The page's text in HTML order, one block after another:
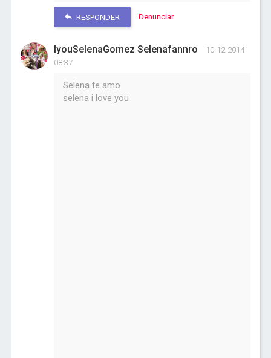
RESPONDER Denunciar
IyouSelenaGomez Selenafannro
10-12-2014
08:37
Selena te amo
selena i love you